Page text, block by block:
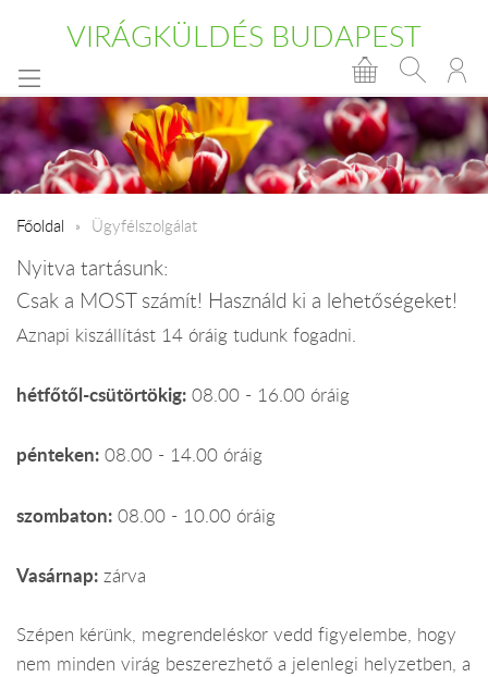
VIRÁGKÜLDÉS BUDAPEST
Főoldal Ügyfélszolgálat
Nyitva tartásunk:
Csak a MOST számít! Használd ki a lehetőségeket!
Aznapi kiszállítást 14 óráig tudunk fogadni.
hétfőtől-csütörtökig: 08.00 - 16.00 óráig
pénteken: 08.00 - 14.00 óráig
szombaton: 08.00 - 10.00 óráig
Vasárnap: zárva
Szépen kérünk, megrendeléskor vedd figyelembe, hogy
nem minden virág beszerezhető a jelenlegi helyzetben, a